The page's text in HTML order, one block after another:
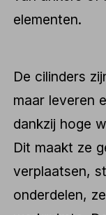
elementen.
De cilinders
maar leveren
dankzij hoge
Dit maakt ze
verplaatsen,
onderdelen,